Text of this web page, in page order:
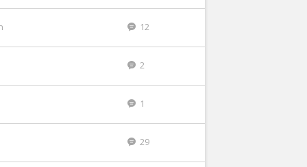
12
2
1
29